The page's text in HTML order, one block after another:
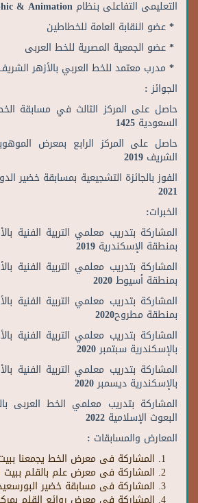
التعليمى التفاعلى بنظام & Animation
* عضو النقابة العامة للخطاطين
* عضو الجمعية المصرية للخط العربى
* مدرب معتمد للخط العربي بالأزهر
الجوائز :
حاصل على المركز الثالث في مسابقة
السعودية 1425
حاصل على المركز الرابع بمعرض
الشريف 2019
الفوز بالجائزة التشجيعية بمسابقة خضير
2021
الخبرات:
المشاركة بتدريب معلمي التربية الفنية
بمنطقة الإسكندرية 2019
المشاركة بتدريب معلمي التربية الفنية
بمنطقة أسيوط 2020
المشاركة بتدريب معلمي التربية الفنية
بمنطقة مطروح2020
المشاركة بتدريب معلمي التربية الفنية
بالإسكندرية سبتمبر 2020
المشاركة بتدريب معلمي التربية الفنية
بالإسكندرية ديسمبر 2020
المشاركة بتدريب معلمي الخط العربى
البعوث الإسلامية 2022
المعارض والمسابقات :
المشاركة فى معرض الخط يجمعنا ببيت
المشاركة فى معرض علم بالقلم ببيت
المشاركة فى مسابقة خضير البورسعيدى